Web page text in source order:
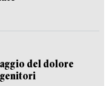
del dolore